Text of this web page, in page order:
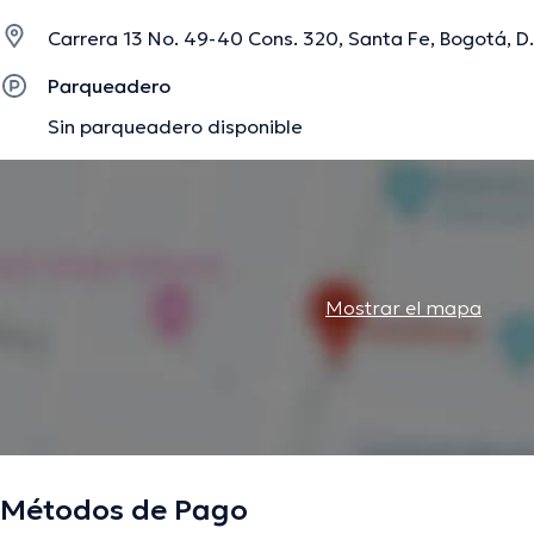
Carrera 13 No. 49-40 Cons. 320, Santa Fe, Bogotá,
Parqueadero
Sin parqueadero disponible
Mostrar el mapa
Métodos de Pago